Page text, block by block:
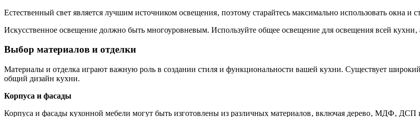
Естественный свет является лучшим источником освещения‚ поэтому старайтесь максимально использовать окна и
Искусственное освещение должно быть многоуровневым. Используйте общее освещение для освещения всей
Выбор материалов и отделки
Материалы и отделка играют важную роль в создании стиля и функциональности вашей кухни. Существует
общий дизайн кухни.
Корпуса и фасады
Корпуса и фасады кухонной мебели могут быть изготовлены из различных материалов‚ включая дерево‚ МДФ‚ ДСП